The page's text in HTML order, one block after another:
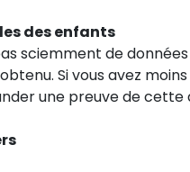
des enfants
sciemment de
Si vous avez
une preuve de cette